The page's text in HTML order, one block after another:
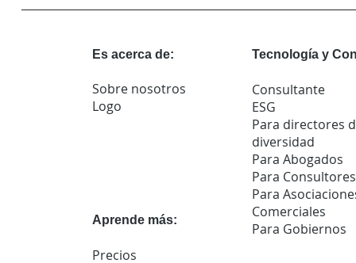
Es acerca de:
Sobre nosotros
Logo
Aprende más:
Precios
Tecnología y
Consultante
ESG
Para directores
diversidad
Para Abogados
Para Consultores
Para
Comerciales
Para Gobiernos